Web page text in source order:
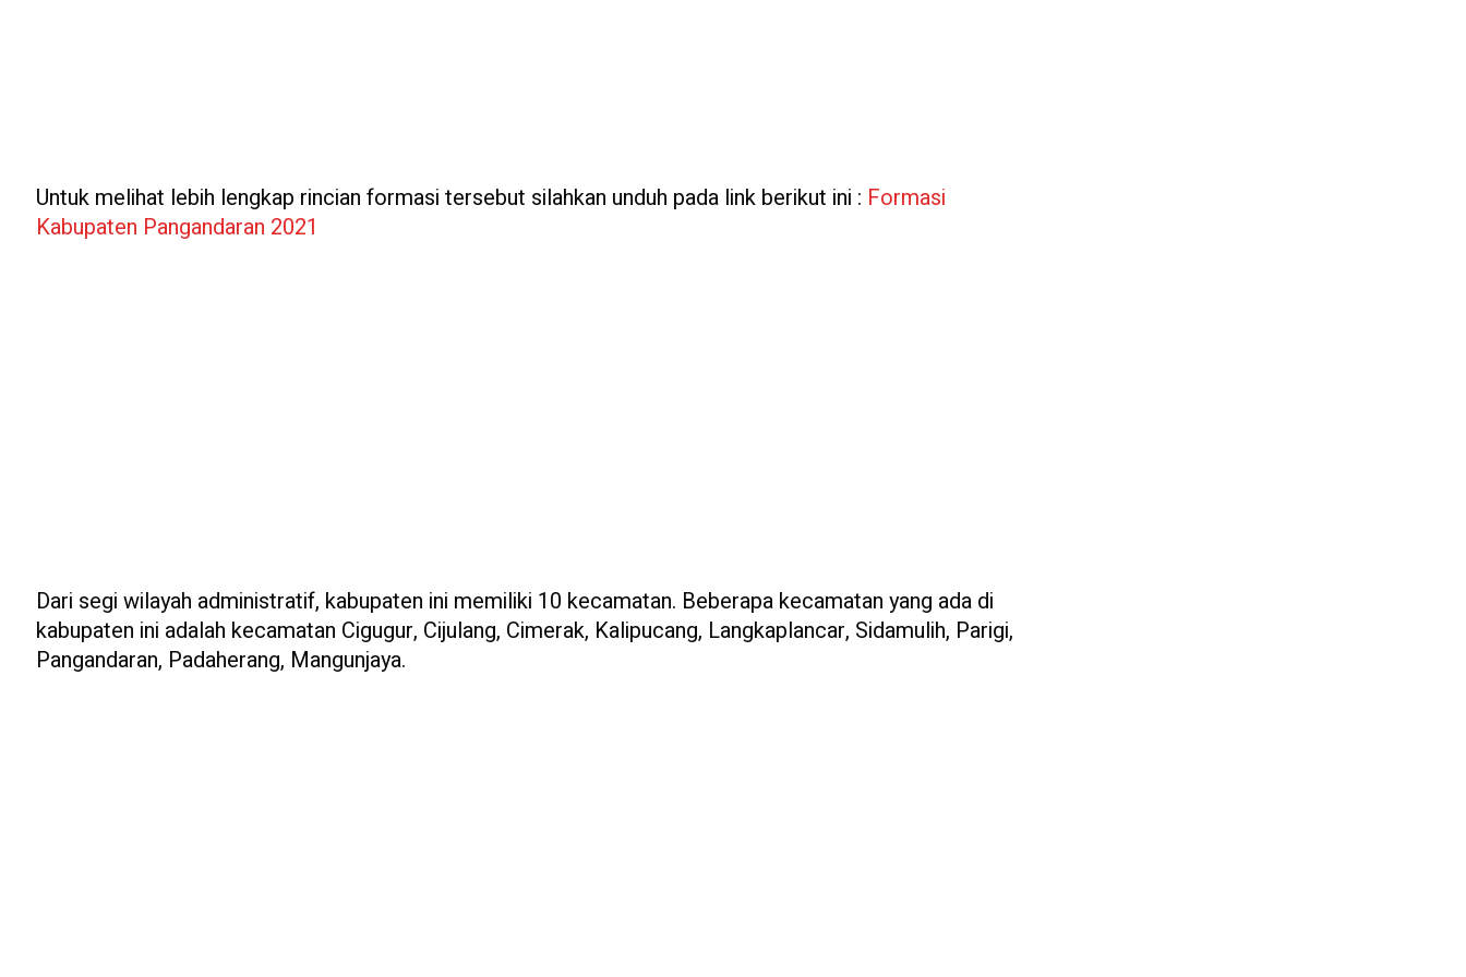
Untuk melihat lebih lengkap rincian formasi tersebut silahkan unduh pada link berikut ini : Formasi
Kabupaten Pangandaran 2021
Dari segi wilayah administratif, kabupaten ini memiliki 10 kecamatan. Beberapa kecamatan yang ada di
kabupaten ini adalah kecamatan Cigugur, Cijulang, Cimerak, Kalipucang, Langkaplancar, Sidamulih, Parigi,
Pangandaran, Padaherang, Mangunjaya.